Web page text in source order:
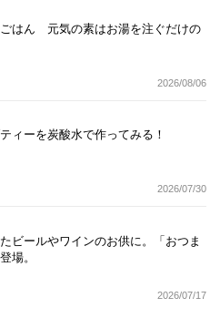
はん 元気の素はお湯を注ぐだけの
2026/08/06
ィーを炭酸水で作ってみる！
2026/07/30
ビールやワインのお供に。「おつま
場。
2026/07/17